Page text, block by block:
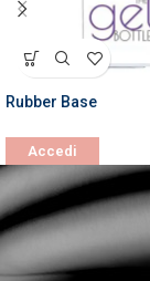
Rubber Base
Accedi